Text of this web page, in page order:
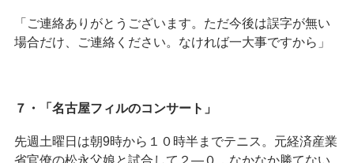
「ご連絡ありがとうございます。ただ今後は誤字が無い
場合だけ、ご連絡ください。なければ一大事ですから」
７・「名古屋フィルのコンサート」
先週土曜日は朝9時から１０時半までテニス。元経済産業
省官僚の松永父娘と試合して２―０．なかなか勝てない